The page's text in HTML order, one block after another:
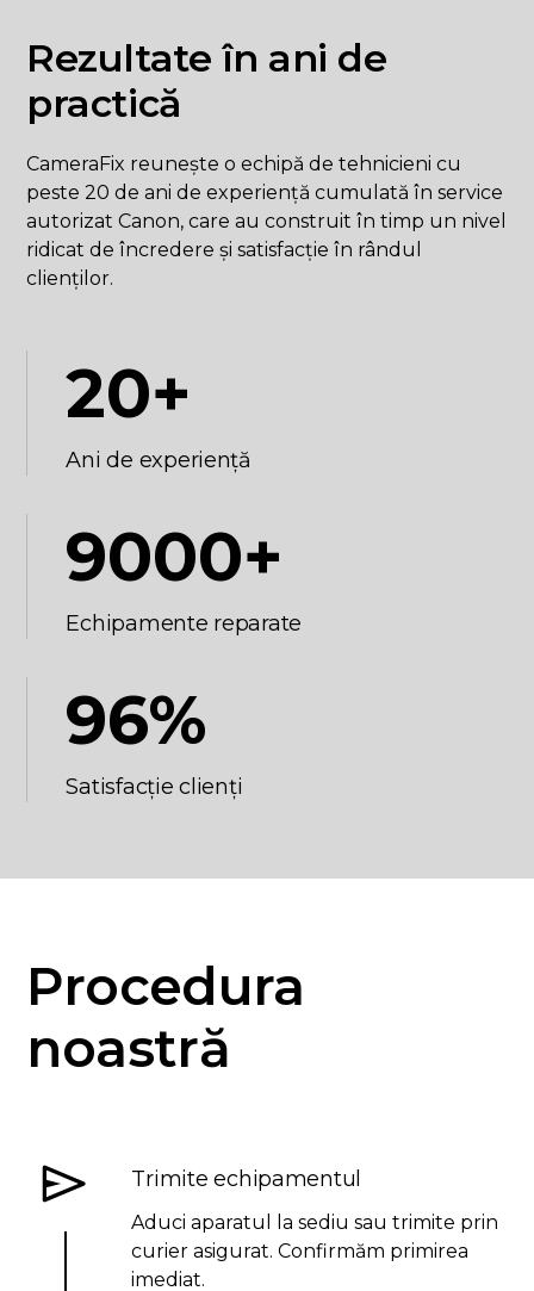
Rezultate în ani de
practică
CameraFix reunește o echipă de tehnicieni cu
peste 20 de ani de experiență cumulată în service
autorizat Canon, care au construit în timp un nivel
ridicat de încredere și satisfacție în rândul
clienților.
20+
Ani de experiență
9000+
Echipamente reparate
96%
Satisfacție clienți
Procedura
noastră
Trimite echipamentul
Aduci aparatul la sediu sau trimite prin
curier asigurat. Confirmăm primirea
imediat.